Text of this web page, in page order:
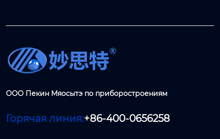
ООО Пекин Мяосытэ по приборостроениям
Горячая линия:+86-400-0656258